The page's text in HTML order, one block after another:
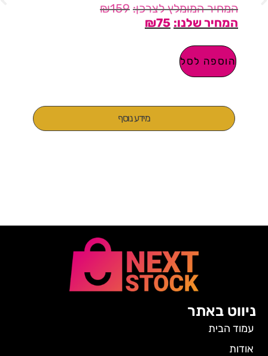
₪159
₪75
הוספה לסל
מידע נוסף
ניווט באתר
עמוד הבית
אודות